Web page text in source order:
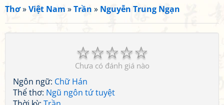
Thơ»Việt Nam »Trần » Nguyễn Trung Ngạn
☆
☆
☆
☆
☆
Chưa có đánh giá nào
Ngôn ngữ: Chữ Hán
Thể thơ: Ngũ ngôn tứ tuyệt